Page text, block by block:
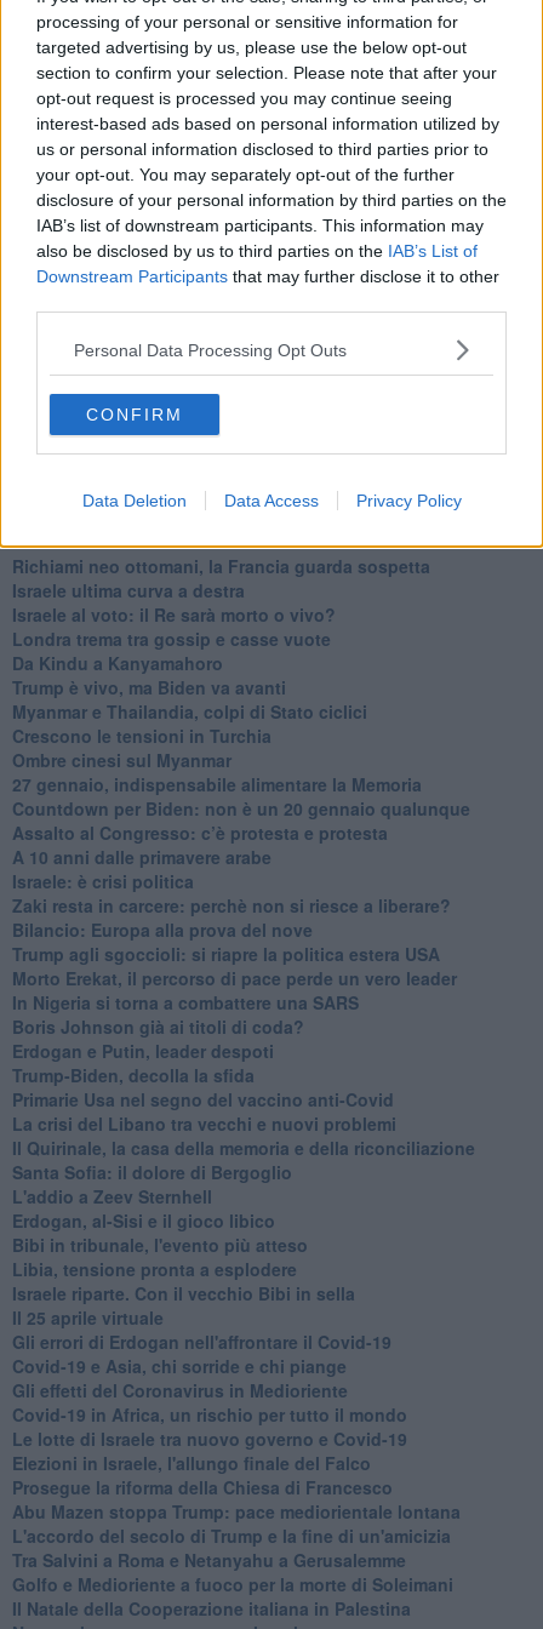
processing of your personal or sensitive information for
targeted advertising by us, please use the below opt-out
section to confirm your selection. Please note that after your
opt-out request is processed you may continue seeing
interest-based ads based on personal information utilized by
us or personal information disclosed to third parties prior to
your opt-out. You may separately opt-out of the further
disclosure of your personal information by third parties on the
IAB’s list of downstream participants. This information may
also be disclosed by us to third parties on the IAB’s List of
Downstream Participants that may further disclose it to other
Personal Data Processing Opt Outs
CONFIRM
Data Deletion Data Access Privacy Policy
La questione Ucraina
Cipro, un ponte dove si mischiano le culture
Una vigilia di Natale per un nuovo Rais
La questione israelo-palestinese ignorata dal G20
Erdogan continua a sfidare l'Occidente
Libano, collasso economico e guerra civile
Johnson, da Trump a Biden alla Brexit
L'AUKUS e il Quad
Biden, primo presidente USA non in guerra
Papa Bergoglio vedrà Viktor Orbán
Bennet, un giorno in attesa di Biden
Il ritorno dei talebani
Usa di nuovo al centro della geopolitica internazionale
L’appuntamento di Israele con il cambiamento
La farsa delle elezioni in Siria
In Medioriente non ci sono favole, solo realtà
Biden chiama ma Netanyahu non risponde
La forza di Boris Johnson
Biden nuovo alleato armeno contro la Turchia
Mar Mediterraneo cimitero silente
Richiami neo ottomani, la Francia guarda sospetta
Israele ultima curva a destra
Israele al voto: il Re sarà morto o vivo?
Londra trema tra gossip e casse vuote
Da Kindu a Kanyamahoro
Trump è vivo, ma Biden va avanti
Myanmar e Thailandia, colpi di Stato ciclici
Crescono le tensioni in Turchia
Ombre cinesi sul Myanmar
27 gennaio, indispensabile alimentare la Memoria
Countdown per Biden: non è un 20 gennaio qualunque
Assalto al Congresso: c’è protesta e protesta
A 10 anni dalle primavere arabe
Israele: è crisi politica
Zaki resta in carcere: perchè non si riesce a liberare?
Bilancio: Europa alla prova del nove
Trump agli sgoccioli: si riapre la politica estera USA
Morto Erekat, il percorso di pace perde un vero leader
In Nigeria si torna a combattere una SARS
Boris Johnson già ai titoli di coda?
Erdogan e Putin, leader despoti
Trump-Biden, decolla la sfida
Primarie Usa nel segno del vaccino anti-Covid
La crisi del Libano tra vecchi e nuovi problemi
Il Quirinale, la casa della memoria e della riconciliazione
Santa Sofia: il dolore di Bergoglio
L'addio a ​Zeev Sternhell
Erdogan, al-Sisi e il gioco libico
Bibi in tribunale, l'evento più atteso
Libia, tensione pronta a esplodere
Israele riparte. Con il vecchio Bibi in sella
Il 25 aprile virtuale
Gli errori di Erdogan nell'affrontare il Covid-19
Covid-19 e Asia, chi sorride e chi piange
Gli effetti del Coronavirus in Medioriente
Covid-19 in Africa, un rischio per tutto il mondo
Le lotte di Israele tra nuovo governo e Covid-19
Elezioni in Israele, l'allungo finale del Falco
Prosegue la riforma della Chiesa di Francesco
Abu Mazen stoppa Trump: pace mediorientale lontana
L'accordo del secolo di Trump e la fine di un'amicizia
Tra Salvini a Roma e Netanyahu a Gerusalemme
Golfo e Medioriente a fuoco per la morte di Soleimani
Il Natale della Cooperazione italiana in Palestina